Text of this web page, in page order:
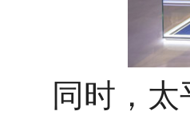
同时，